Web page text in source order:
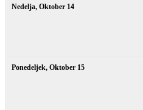
Nedelja, Oktober 14
Ponedeljek, Oktober 15